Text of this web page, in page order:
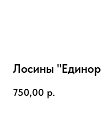
Лосины
750,00 р.